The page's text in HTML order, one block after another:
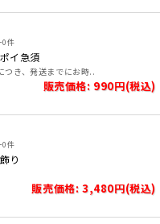
0件
イ急須
つき、発送までにお時..
販売価格: 990円(税込)
0件
り
販売価格: 3,480円(税込)